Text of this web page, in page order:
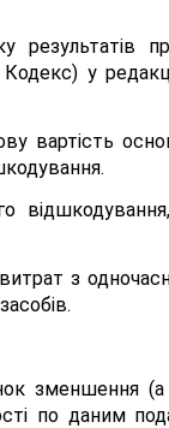
результатів
у
вартість
з
зменшення (а
по даним